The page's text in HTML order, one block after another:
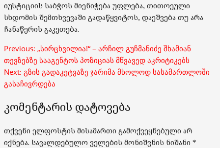
იუსტიციის საბჭოს მიენიჭება უფლება, თითოეული
სხდომის შემთხვევაში გადაწყვიტოს, დაეშვება თუ არა
ჩანაწერის გაკეთება.
Post
navigation
Previous: „სირცხვილია!“ – არჩილ გუჩმანიძე შხამიან
თევზებზე სააგენტოს პოზიციას მწვავედ აკრიტიკებს
Next: გზის გადაკეტვაზე ჯარიმა მხოლოდ სასამართლოში
გასაჩივრდება
კომენტარის დატოვება
თქვენი ელფოსტის მისამართი გამოქვეყნებული არ
იქნება. სავალდებულო ველების მონიშვნის ნიშანი *